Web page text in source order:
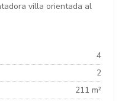
villa orientada al
4
2
211 m²